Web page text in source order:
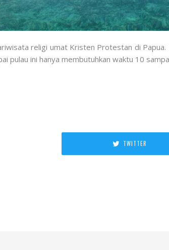
religi umat Kristen Protestan di
pulau ini hanya membutuhkan waktu 10
TWITTER